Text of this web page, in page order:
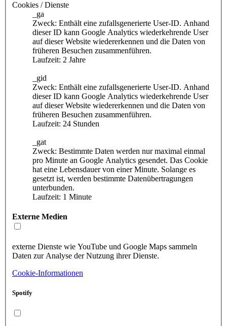
Cookies / Dienste
_ga
Zweck: Enthält eine zufallsgenerierte User-ID. Anhand
dieser ID kann Google Analytics wiederkehrende User
auf dieser Website wiedererkennen und die Daten von
früheren Besuchen zusammenführen.
Laufzeit: 2 Jahre
_gid
Zweck: Enthält eine zufallsgenerierte User-ID. Anhand
dieser ID kann Google Analytics wiederkehrende User
auf dieser Website wiedererkennen und die Daten von
früheren Besuchen zusammenführen.
Laufzeit: 24 Stunden
_gat
Zweck: Bestimmte Daten werden nur maximal einmal
pro Minute an Google Analytics gesendet. Das Cookie
hat eine Lebensdauer von einer Minute. Solange es
gesetzt ist, werden bestimmte Datenübertragungen
unterbunden.
Laufzeit: 1 Minute
Externe Medien
externe Dienste wie YouTube und Google Maps sammeln
Daten zur Analyse der Nutzung ihrer Dienste.
Cookie-Informationen
Spotify